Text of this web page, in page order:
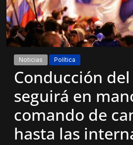
Noticias Política
Conducción del
seguirá en
comando de
hasta las